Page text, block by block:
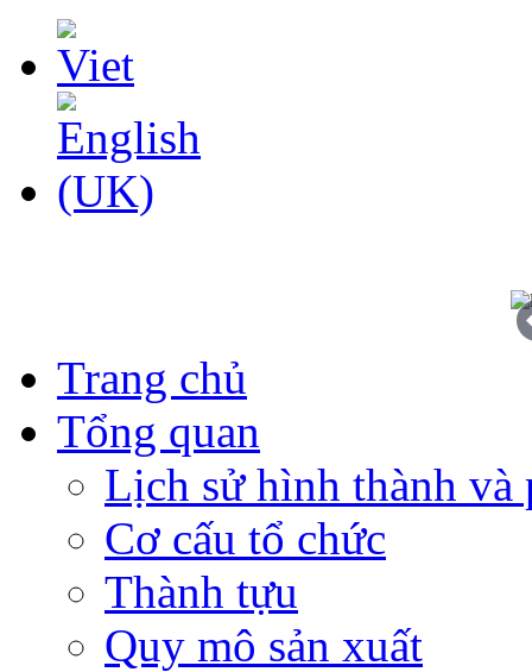
Trang chủ
Tổng quan
Lịch sử hình thành và
Cơ cấu tổ chức
Thành tựu
Quy mô sản xuất